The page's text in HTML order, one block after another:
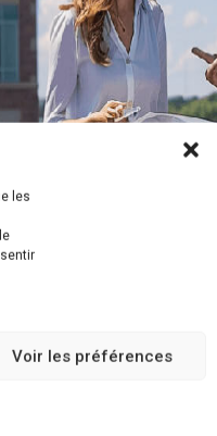
les
Voir les préférences